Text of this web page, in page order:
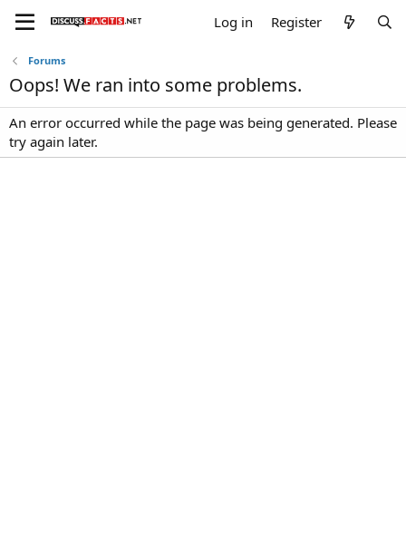
Log in Register
Forums
Oops! We ran into some problems.
An error occurred while the page was being generated. Please
try again later.